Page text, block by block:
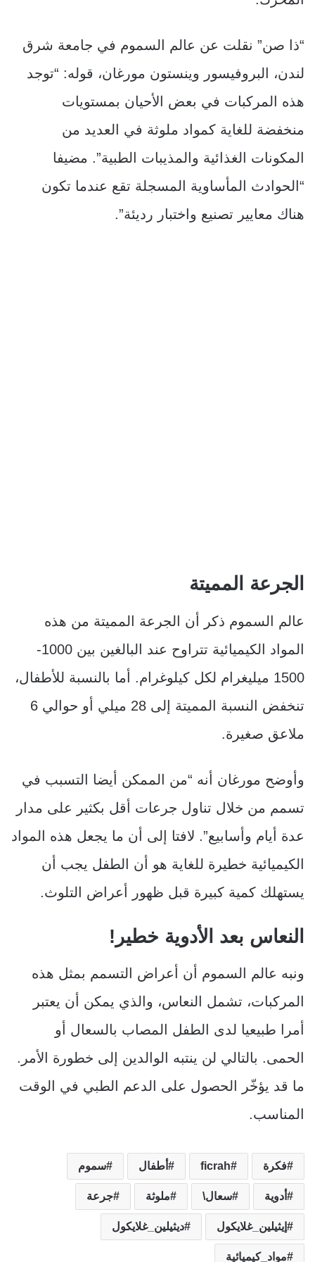
“ذا صن” نقلت عن عالم السموم في جامعة شرق
لندن، البروفيسور وينستون مورغان، قوله: “توجد
هذه المركبات في بعض الأحيان بمستويات
منخفضة للغاية كمواد ملوثة في العديد من
المكونات الغذائية والمذيبات الطبية”. مضيفا
“الحوادث المأساوية المسجلة تقع عندما تكون
هناك معايير تصنيع واختبار رديئة”.
الجرعة المميتة
عالم السموم ذكر أن الجرعة المميتة من هذه
المواد الكيميائية تتراوح عند البالغين بين 1000-
1500 ميليغرام لكل كيلوغرام. أما بالنسبة للأطفال،
تنخفض النسبة المميتة إلى 28 ميلي أو حوالي 6
ملاعق صغيرة.
وأوضح مورغان أنه “من الممكن أيضا التسبب في
تسمم من خلال تناول جرعات أقل بكثير على مدار
عدة أيام وأسابيع”. لافتا إلى أن ما يجعل هذه المواد
الكيميائية خطيرة للغاية هو أن الطفل يجب أن
يستهلك كمية كبيرة قبل ظهور أعراض التلوث.
النعاس بعد الأدوية خطير!
ونبه عالم السموم أن أعراض التسمم بمثل هذه
المركبات، تشمل النعاس، والذي يمكن أن يعتبر
أمرا طبيعيا لدى الطفل المصاب بالسعال أو
الحمى. بالتالي لن ينتبه الوالدين إلى خطورة الأمر.
ما قد يؤخّر الحصول على الدعم الطبي في الوقت
المناسب.
فكرة ficrah أطفال سموم
أدوية سعال\ ملوثة جرعة
إيثيلين_غلايكول ديثيلين_غلايكول
مواد_كيميائية